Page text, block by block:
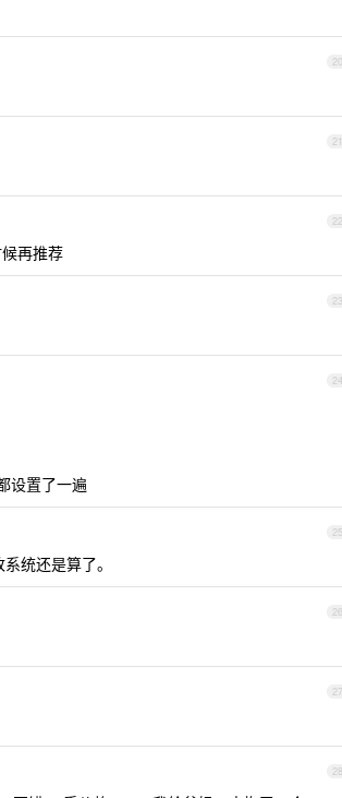
20
21
22
再推荐
23
24
设置了一遍
25
统还是算了。
26
27
28